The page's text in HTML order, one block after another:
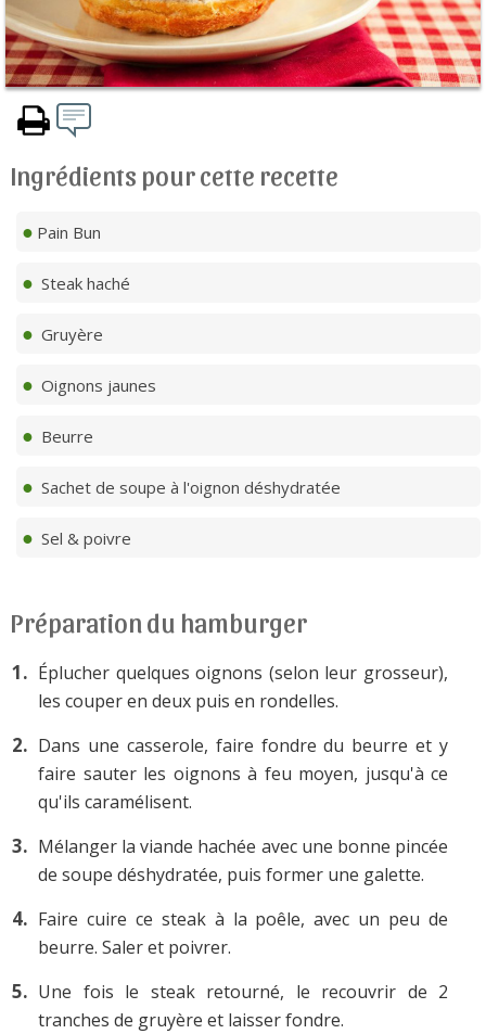
Ingrédients pour cette recette
Pain Bun
Steak haché
Gruyère
Oignons jaunes
Beurre
Sachet de soupe à l'oignon déshydratée
Sel & poivre
Préparation du hamburger
Éplucher quelques oignons (selon leur grosseur),
les couper en deux puis en rondelles.
Dans une casserole, faire fondre du beurre et y
faire sauter les oignons à feu moyen, jusqu'à ce
qu'ils caramélisent.
Mélanger la viande hachée avec une bonne pincée
de soupe déshydratée, puis former une galette.
Faire cuire ce steak à la poêle, avec un peu de
beurre. Saler et poivrer.
Une fois le steak retourné, le recouvrir de 2
tranches de gruyère et laisser fondre.